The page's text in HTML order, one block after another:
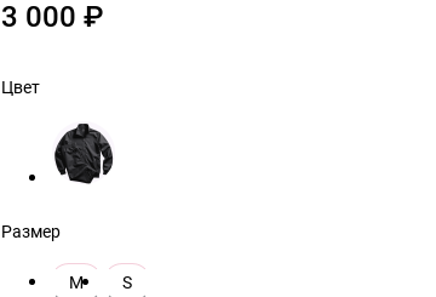
3 000 ₽
Цвет
Размер
M S